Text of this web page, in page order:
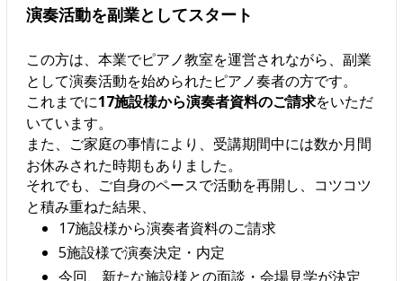
演奏活動を副業としてスタート
この方は、本業でピアノ教室を運営されながら、副業
として演奏活動を始められたピアノ奏者の方です。
これまでに17施設様から演奏者資料のご請求をいただ
いています。
また、ご家庭の事情により、受講期間中には数か月間
お休みされた時期もありました。
それでも、ご自身のペースで活動を再開し、コツコツ
と積み重ねた結果、
17施設様から演奏者資料のご請求
5施設様で演奏決定・内定
今回、新たな施設様との面談・会場見学が決定